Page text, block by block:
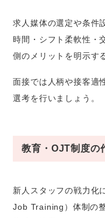
求人媒体の選定や条件
時間・シフト柔軟性・
側のメリットを明示す
面接では人柄や接客適
選考を行いましょう。
教育・OJT制度の
新人スタッフの戦力化
Job Training）体制の